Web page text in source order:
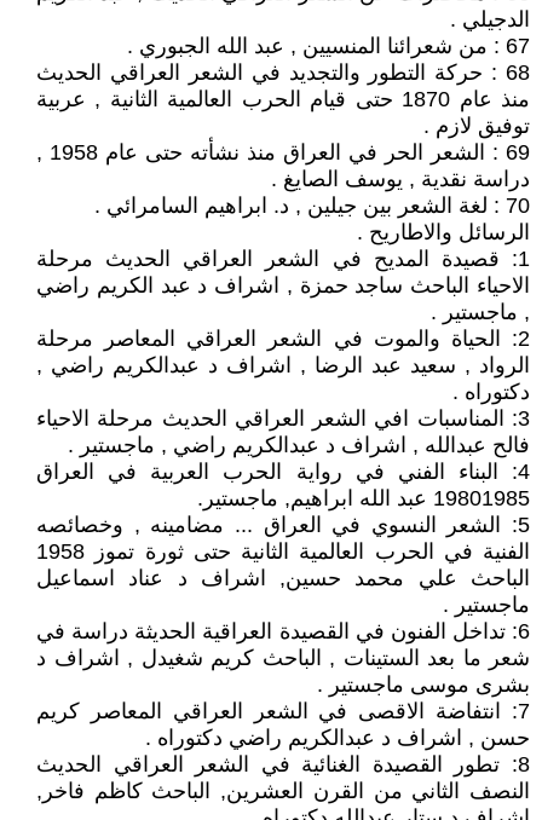
الدجيلي .
67 : من شعرائنا المنسيين , عبد الله الجبوري .
68 : حركة التطور والتجديد في الشعر العراقي الحديث
منذ عام 1870 حتى قيام الحرب العالمية الثانية , عربية
توفيق لازم .
69 : الشعر الحر في العراق منذ نشأته حتى عام 1958 ,
دراسة نقدية , يوسف الصايغ .
70 : لغة الشعر بين جيلين , د. ابراهيم السامرائي .
الرسائل والاطاريح .
1: قصيدة المديح في الشعر العراقي الحديث مرحلة
الاحياء الباحث ساجد حمزة , اشراف د عبد الكريم راضي
, ماجستير .
2: الحياة والموت في الشعر العراقي المعاصر مرحلة
الرواد , سعيد عبد الرضا , اشراف د عبدالكريم راضي ,
دكتوراه .
3: المناسبات افي الشعر العراقي الحديث مرحلة الاحياء
فالح عبدالله , اشراف د عبدالكريم راضي , ماجستير .
4: البناء الفني في رواية الحرب العربية في العراق
19801985 عبد الله ابراهيم, ماجستير.
5: الشعر النسوي في العراق ... مضامينه , وخصائصه
الفنية في الحرب العالمية الثانية حتى ثورة تموز 1958
الباحث علي محمد حسين, اشراف د عناد اسماعيل
ماجستير .
6: تداخل الفنون في القصيدة العراقية الحديثة دراسة في
شعر ما بعد الستينات , الباحث كريم شغيدل , اشراف د
بشرى موسى ماجستير .
7: انتفاضة الاقصى في الشعر العراقي المعاصر كريم
حسن , اشراف د عبدالكريم راضي دكتوراه .
8: تطور القصيدة الغنائية في الشعر العراقي الحديث
النصف الثاني من القرن العشرين, الباحث كاظم فاخر,